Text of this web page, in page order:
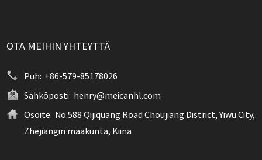
OTA MEIHIN YHTEYTTÄ
Puh: +86-579-85178026
Sähköposti: henry@meicanhl.com
Osoite: No.588 Qijiquang Road Choujiang District, Yiwu City,
Zhejiangin maakunta, Kiina